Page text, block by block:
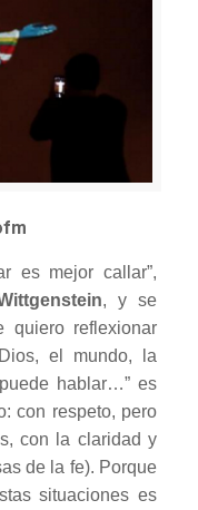
es mejor callar”,
, y se
quiero reflexionar
el mundo, la
hablar…” es
con respeto, pero
con la claridad y
de la fe). Porque
situaciones es